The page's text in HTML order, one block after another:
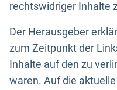
rechtswidriger Inhalte
Der Herausgeber
zum Zeitpunkt der
Inhalte auf den zu
waren. Auf die